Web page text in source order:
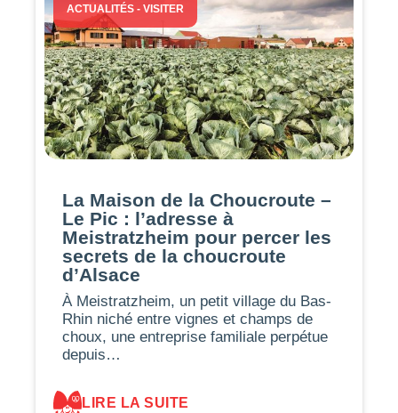
ACTUALITÉS - VISITER
La Maison de la Choucroute –
Le Pic : l’adresse à
Meistratzheim pour percer les
secrets de la choucroute
d’Alsace
À Meistratzheim, un petit village du Bas-
Rhin niché entre vignes et champs de
choux, une entreprise familiale perpétue
depuis…
LIRE LA SUITE